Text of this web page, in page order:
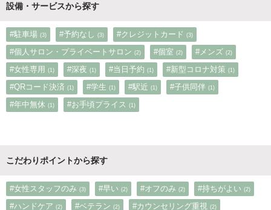
設備・サービスから探す
#駐車場 (3) #予約なし (3) #クレジットカード (3)
#個人サロン・プライベートサロン (2) #個室 (2) #メンズ (2)
#女性専用 (1) #深夜 (1) #当日予約 (1) #新型コロナ対策 (1)
#QRコード決済 (1) #学生 (1) #駅近 (1) #子供同伴 (1)
#年中無休 (1) #お手頃プライス (1)
こだわりポイントから探す
#女性スタッフのみ (3) #早い (2) #オフのみ (2) #持ちがよい (2)
#ハンドケア (2) #ベテラン (2) #カウンセリング重視 (2)